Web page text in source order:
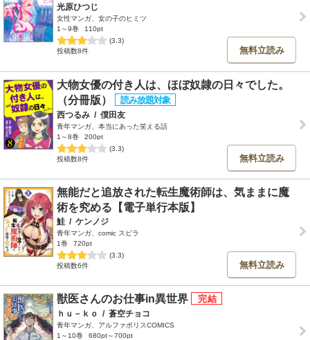
光原ひつじ
女性マンガ、女の子のヒミツ
1～9巻
110pt
(3.3)
投稿数8件
無料立読み
大物女優の付き人は、ほぼ奴隷の日々でした。
（分冊版）
西つるみ / 僕田友
青年マンガ、本当にあった笑える話
1～8巻
200pt
(3.3)
投稿数8件
無料立読み
無能だと追放された転生魔術師は、気ままに魔
術を究める【電子単行本版】
鮭 / ケンノジ
青年マンガ、comic スピラ
1巻
720pt
(3.3)
投稿数6件
無料立読み
獣医さんのお仕事in異世界
ｈｕ－ｋｏ / 蒼空チョコ
青年マンガ、アルファポリスCOMICS
1～10巻
680pt～700pt